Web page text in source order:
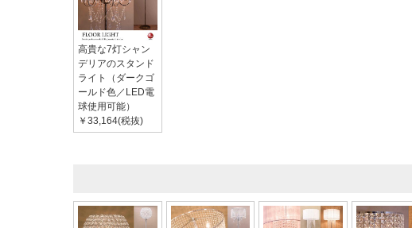
高貴な7灯シャン
デリアのスタンド
ライト（ダークゴ
ールド色／LED電
球使用可能）
￥33,164(税抜)